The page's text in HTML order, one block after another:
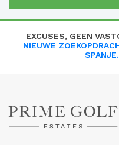
EXCUSES, GEEN
NIEUWE
SPANJE.